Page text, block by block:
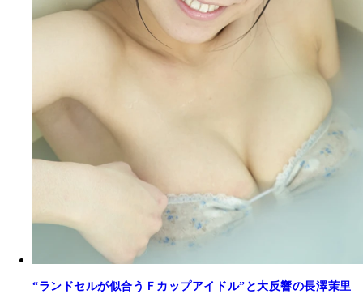
“ランドセルが似合うＦカップアイドル”と大反響の長澤茉里